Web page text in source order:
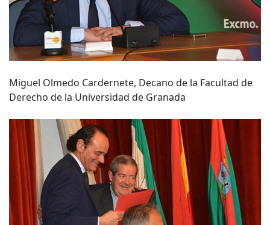
Miguel Olmedo Cardernete, Decano de la Facultad de
Derecho de la Universidad de Granada